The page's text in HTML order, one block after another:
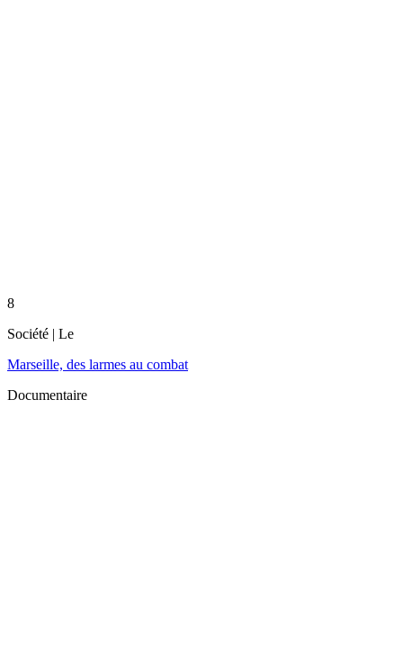
8
Société | Le
Marseille, des larmes au combat
Documentaire